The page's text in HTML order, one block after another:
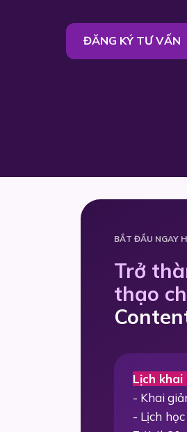
ĐĂNG KÝ TƯ VẤN
BẮT ĐẦU NGAY
Trở
thạo
Lịch khai
- Khai
- Lịch